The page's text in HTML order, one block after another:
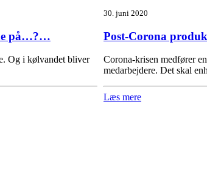
på…?…
Og i kølvandet bliver
30. juni 2020
Post-Corona
Corona-krisen medfører
medarbejdere. Det skal
Læs mere